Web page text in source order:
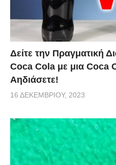
Δείτε την Πραγματική
Coca Cola με μια Coca
Αηδιάσετε!
16 ΔΕΚΕΜΒΡΊΟΥ, 2023